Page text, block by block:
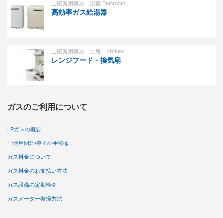
ご家庭用機器 浴室 Bathroom
高効率ガス給湯器
ご家庭用機器 台所 Kitchen
レンジフード・換気扇
ガスのご利用について
LPガスの概要
ご使用開始/停止の手続き
ガス料金について
ガス料金のお支払い方法
ガス設備の定期検査
ガスメーター復帰方法